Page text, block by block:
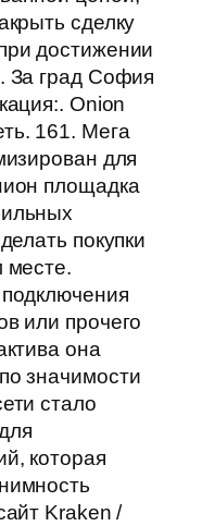
сделку
достижении
За град София
Onion
161. Мега
для
площадка
покупки
месте.
или прочего
она
значимости
стало
которая
Kraken /